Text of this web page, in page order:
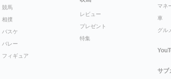
競馬
相撲
バスケ
バレー
フィギュア
レビュー
プレゼント
特集
マネ
車
グル
サブ